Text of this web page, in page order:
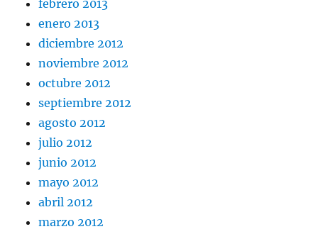
febrero 2013
enero 2013
diciembre 2012
noviembre 2012
octubre 2012
septiembre 2012
agosto 2012
julio 2012
junio 2012
mayo 2012
abril 2012
marzo 2012